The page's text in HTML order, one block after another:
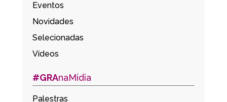
Eventos
Novidades
Selecionadas
Vídeos
#GRAnaMídia
Palestras